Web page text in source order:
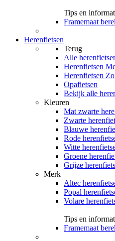
Tips en
Framemaat
Herenfietsen
Terug
Alle
Herenfietsen
Herenfietsen
Opafietsen
Bekijk alle
Kleuren
Mat zwarte
Zwarte
Blauwe
Rode
Witte
Groene
Grijze
Merk
Altec
Popal
Volare
Tips en
Framemaat